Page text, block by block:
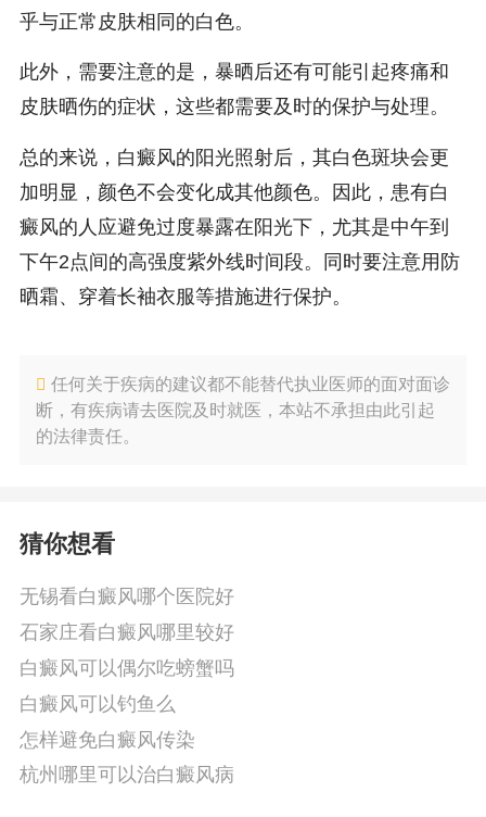
乎与正常皮肤相同的白色。
此外，需要注意的是，暴晒后还有可能引起疼痛和
皮肤晒伤的症状，这些都需要及时的保护与处理。
总的来说，白癜风的阳光照射后，其白色斑块会更
加明显，颜色不会变化成其他颜色。因此，患有白
癜风的人应避免过度暴露在阳光下，尤其是中午到
下午2点间的高强度紫外线时间段。同时要注意用防
晒霜、穿着长袖衣服等措施进行保护。
任何关于疾病的建议都不能替代执业医师的面对面诊
断，有疾病请去医院及时就医，本站不承担由此引起
的法律责任。
猜你想看
无锡看白癜风哪个医院好
石家庄看白癜风哪里较好
白癜风可以偶尔吃螃蟹吗
白癜风可以钓鱼么
怎样避免白癜风传染
杭州哪里可以治白癜风病